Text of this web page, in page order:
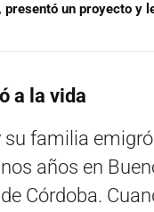
presentó un proyecto y
a la vida
familia
años en
Córdoba.